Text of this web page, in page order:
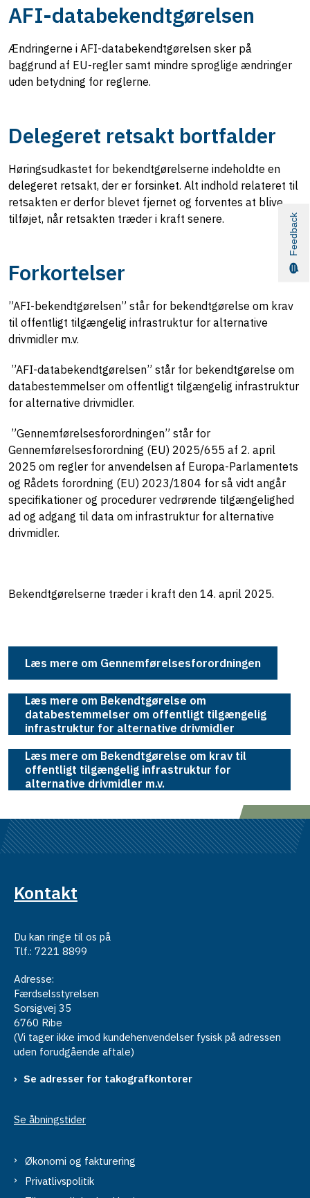
AFI-databekendtgørelsen
Ændringerne i AFI-databekendtgørelsen sker på
baggrund af EU-regler samt mindre sproglige ændringer
uden betydning for reglerne.
Delegeret retsakt bortfalder
Høringsudkastet for bekendtgørelserne indeholdte en
delegeret retsakt, der er forsinket. Alt indhold relateret til
retsakten er derfor blevet fjernet og forventes at blive
tilføjet, når retsakten træder i kraft senere.
Forkortelser
”AFI-bekendtgørelsen” står for bekendtgørelse om krav
til offentligt tilgængelig infrastruktur for alternative
drivmidler m.v.
”AFI-databekendtgørelsen” står for bekendtgørelse om
databestemmelser om offentligt tilgængelig infrastruktur
for alternative drivmidler.
”Gennemførelsesforordningen” står for
Gennemførelsesforordning (EU) 2025/655 af 2. april
2025 om regler for anvendelsen af Europa-Parlamentets
og Rådets forordning (EU) 2023/1804 for så vidt angår
specifikationer og procedurer vedrørende tilgængelighed
ad og adgang til data om infrastruktur for alternative
drivmidler.
Bekendtgørelserne træder i kraft den 14. april 2025.
Læs mere om Gennemførelsesforordningen
Læs mere om Bekendtgørelse om
databestemmelser om offentligt tilgængelig
infrastruktur for alternative drivmidler
Læs mere om Bekendtgørelse om krav til
offentligt tilgængelig infrastruktur for
alternative drivmidler m.v.
Kontakt
Du kan ringe til os på
Tlf.: 7221 8899
Adresse:
Færdselsstyrelsen
Sorsigvej 35
6760 Ribe
(Vi tager ikke imod kundehenvendelser fysisk på adressen
uden forudgående aftale)
Se adresser for takografkontorer
Se åbningstider
Økonomi og fakturering
Privatlivspolitik
Feedback